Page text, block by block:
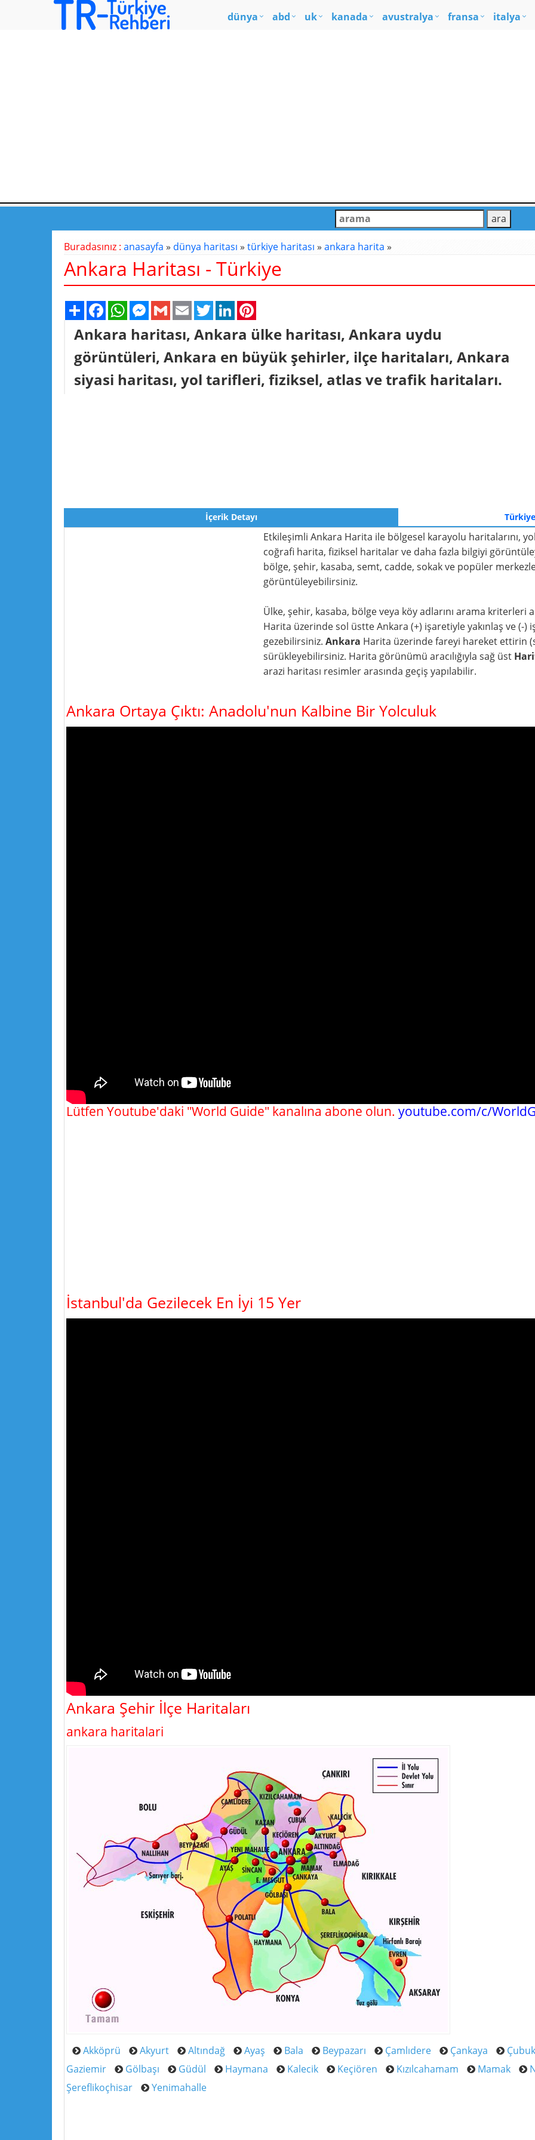
dünya abd uk kanada avustralya fransa italya
Buradasınız : anasayfa » dünya haritası » türkiye haritası » ankara harita »
Ankara Haritası - Türkiye
Share FacebookWhatsAppMessenger
Gmail Email TwitterLinkedIn
Ankara haritası, Ankara ülke haritası, Ankara uydu
görüntüleri, Ankara en büyük şehirler, ilçe haritaları, Ankara
siyasi haritası, yol tarifleri, fiziksel, atlas ve trafik haritaları.
İçerik Detayı
Etkileşimli Ankara Harita ile bölgesel karayolu haritalarını,
coğrafi harita, fiziksel haritalar ve daha fazla bilgiyi
bölge, şehir, kasaba, semt, cadde, sokak ve popüler
görüntüleyebilirsiniz.
Ülke, şehir, kasaba, bölge veya köy adlarını arama kriterleri
Harita üzerinde sol üstte Ankara (+) işaretiyle yakınlaş ve (-)
gezebilirsiniz. Ankara Harita üzerinde fareyi hareket ettirin
sürükleyebilirsiniz. Harita görünümü aracılığıyla sağ üst
arazi haritası resimler arasında geçiş yapılabilir.
Ankara Ortaya Çıktı: Anadolu'nun Kalbine Bir Yolculuk
Lütfen Youtube'daki "World Guide" kanalına abone olun. youtube.com/c/
İstanbul'da Gezilecek En İyi 15 Yer
Ankara Şehir İlçe Haritaları
ankara haritalari
Akköprü Akyurt Altındağ Ayaş Bala Beypazarı Çamlıdere Çankaya
Çubuk
Gaziemir
Gölbaşı Güdül Haymana Kalecik Keçiören Kızılcahamam Mamak
Şereflikoçhisar
Yenimahalle